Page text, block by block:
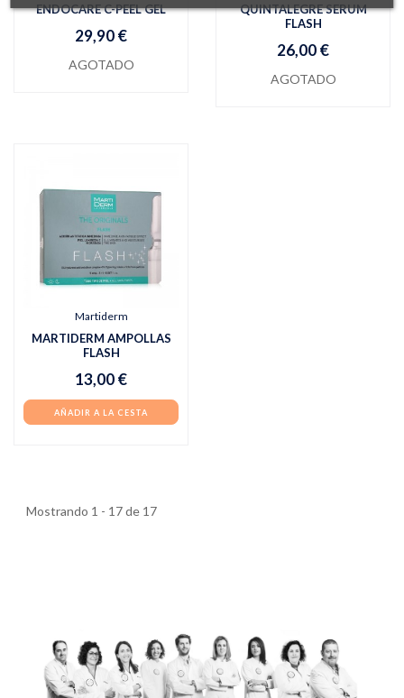
ENDOCARE C-PEEL GEL
29,90 €
AGOTADO
QUINTALEGRE SERUM
FLASH
26,00 €
AGOTADO
Martiderm
MARTIDERM AMPOLLAS
FLASH
13,00 €
AÑADIR A LA CESTA
Mostrando 1 - 17 de 17